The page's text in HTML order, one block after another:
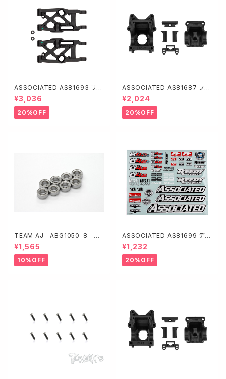
ASSOCIATED AS81693 リヤ
サスペンションアーム【RC8B4.
2・ソフト】
¥3,036
20%OFF
ASSOCIATED AS81687 フロ
ントギヤボックス【RC8B4.2・ア
ジャスタブルデフハイト】
¥2,024
20%OFF
TEAM AJ ABG1050-8 ス
ーパーグリス 1050ベアリング
8ヶ入り【NMB製】
¥1,565
10%OFF
ASSOCIATED AS81699 デカ
ールシート【RC8B4.2】
¥1,232
20%OFF